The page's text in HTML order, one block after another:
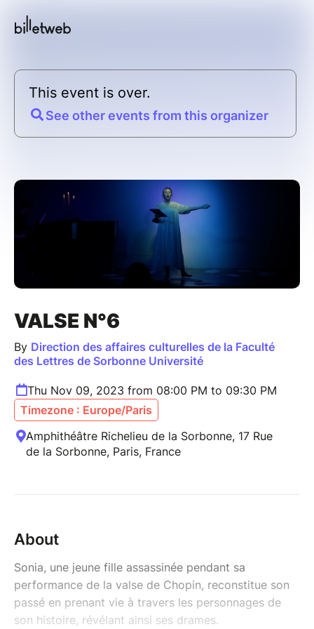
This event is over.
See other events from this organizer
VALSE N°6
By Direction des affaires culturelles de la Faculté
des Lettres de Sorbonne Université
Thu Nov 09, 2023 from 08:00 PM to 09:30 PM
Timezone : Europe/Paris
Amphithéâtre Richelieu de la Sorbonne, 17 Rue
de la Sorbonne, Paris, France
About
Sonia, une jeune fille assassinée pendant sa
performance de la valse de Chopin, reconstitue son
passé en prenant vie à travers les personnages de
son histoire, révélant ainsi ses drames.